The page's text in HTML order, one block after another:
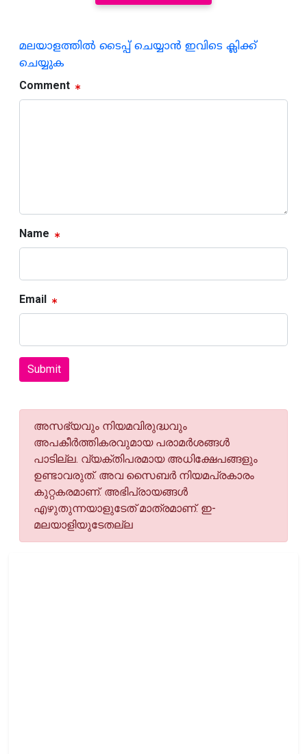
മലയാളത്തില്‍ ടൈപ്പ് ചെയ്യാന്‍ ഇവിടെ ക്ലിക്ക്
ചെയ്യുക
Comment
Name
Email
Submit
അസഭ്യവും നിയമവിരുദ്ധവും
അപകീര്‍ത്തികരവുമായ പരാമര്‍ശങ്ങള്‍
പാടില്ല. വ്യക്തിപരമായ അധിക്ഷേപങ്ങളും
ഉണ്ടാവരുത്. അവ സൈബര്‍ നിയമപ്രകാരം
കുറ്റകരമാണ്. അഭിപ്രായങ്ങള്‍
എഴുതുന്നയാളുടേത് മാത്രമാണ്. ഇ-
മലയാളിയുടേതല്ല